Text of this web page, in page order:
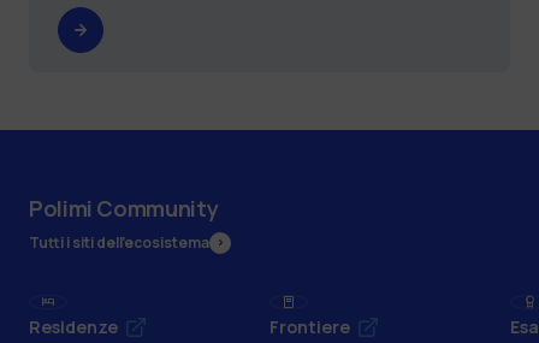
Polimi Community
Tutti i siti dell’ecosistema
Residenze Frontiere